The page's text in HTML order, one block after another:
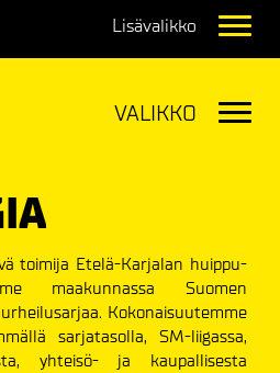
toimija Etelä-Karjalan huippu-
maakunnassa Suomen
Kokonaisuutemme
sarjatasolla, SM-liigassa,
yhteisö- ja kaupallisesta